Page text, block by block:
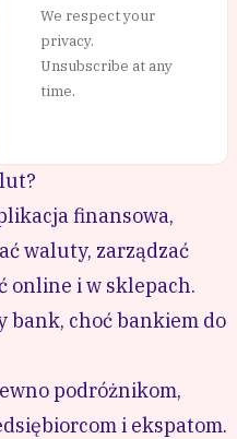
We respect your
privacy.
Unsubscribe at any
time.
finansowa,
waluty, zarządzać
online i w sklepach.
bank, choć bankiem do
podróżnikom,
i ekspatom.